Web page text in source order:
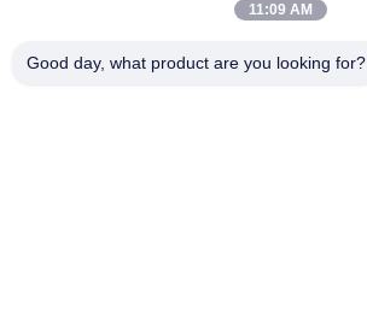
11:09 AM
Good day, what product are you looking for?